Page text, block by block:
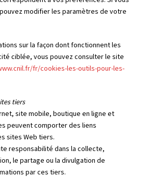
modifier les paramètres de votre
sur la façon dont fonctionnent les
ciblée, vous pouvez consulter le site
fr/cookies-les-outils-pour-les-
tiers
site mobile, boutique en ligne et
peuvent comporter des liens
sites Web tiers.
responsabilité dans la collecte,
le partage ou la divulgation de
par ces tiers.